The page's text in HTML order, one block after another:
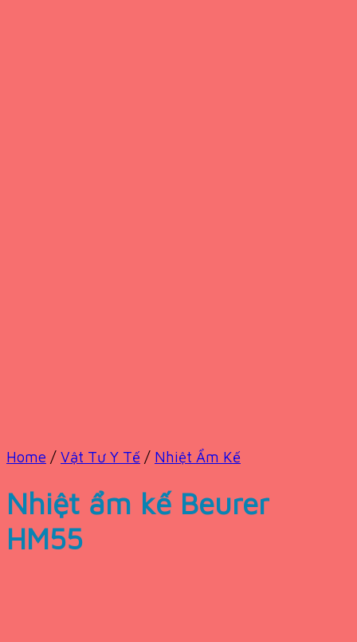
Home / Vật Tư Y Tế / Nhiệt Ẩm Kế
Nhiệt ẩm kế Beurer
HM55